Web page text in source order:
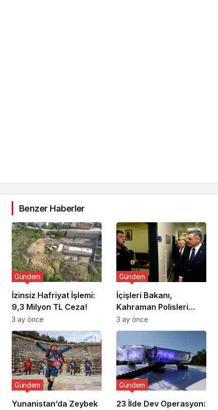
Benzer Haberler
İzinsiz Hafriyat İşlemi:
9,3 Milyon TL Ceza!
Gündem
3 ay önce
İçişleri Bakanı,
Kahraman Polisleri
Ziyaret Etti
Gündem
3 ay önce
Yunanistan’da Zeybek
Gündem
23 İlde Dev Operasyon:
Gündem